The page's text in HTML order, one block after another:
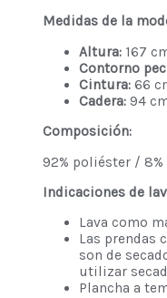
Medidas de la
Altura: 167
Contorno
Cintura:66
Cadera:94
Composición:
92% poliéster / 8%
Indicaciones de
Lava como
Las prendas
son de
utilizar
Plancha a